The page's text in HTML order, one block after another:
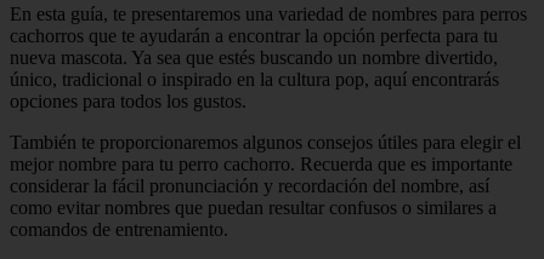
En esta guía, te presentaremos una variedad de nombres para perros
cachorros que te ayudarán a encontrar la opción perfecta para tu
nueva mascota. Ya sea que estés buscando un nombre divertido,
único, tradicional o inspirado en la cultura pop, aquí encontrarás
opciones para todos los gustos.
También te proporcionaremos algunos consejos útiles para elegir el
mejor nombre para tu perro cachorro. Recuerda que es importante
considerar la fácil pronunciación y recordación del nombre, así
como evitar nombres que puedan resultar confusos o similares a
comandos de entrenamiento.